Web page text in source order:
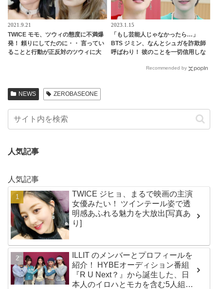
2021.9.21
TWICE モモ、ツウィの態度に不満爆
発！ 頼りにしてたのに・・ 言ってい
ることと行動が正反対のツウィに大
2023.1.15
「もし芸能人じゃなかったら…」
BTS ジミン、なんとシュガを詐欺師
呼ばわり！ 彼のことを一切信用しな
ならなかったシュガの未来を自信た
Recommended by
NEWS ZEROBASEONE
人気記事
人気記事
TWICE ジヒョ、まるで映画の主演
女優みたい！ ツインテール姿で透
明感あふれる魅力を大放出[写真あ
り]
ILLIT のメンバーとプロフィールを
紹介！ HYBEオーディション番組
『R U Next？』から誕生した、日
本人のイロハとモカを含む5人組ガ